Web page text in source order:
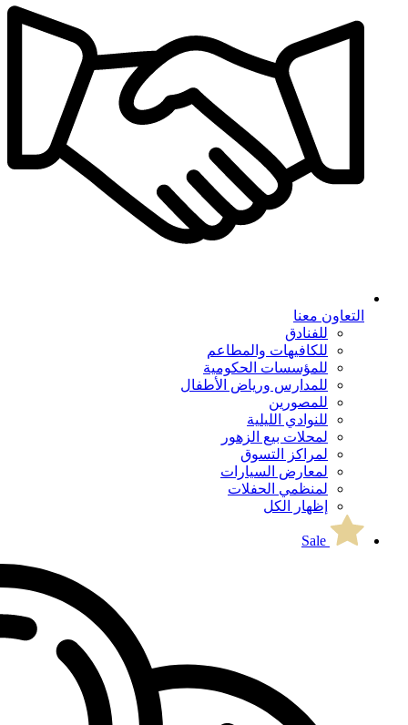
التعاون معنا
للفنادق
للكافيهات والمطاعم
للمؤسسات الحكومية
للمدارس ورياض الأطفال
للمصورين
للنوادي الليلية
لمحلات بيع الزهور
لمراكز التسوق
لمعارض السيارات
لمنظمي الحفلات
إظهار الكل